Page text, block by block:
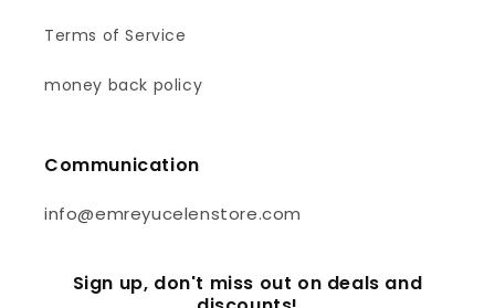
Terms of Service
money back policy
Communication
info@emreyucelenstore.com
Sign up, don't miss out on deals and